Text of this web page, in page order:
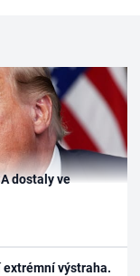
dostaly ve
extrémní výstraha.